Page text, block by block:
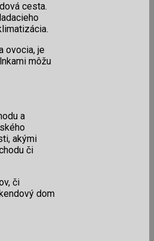
cesta.
ovocia, je
môžu
a
akými
či
či
dom